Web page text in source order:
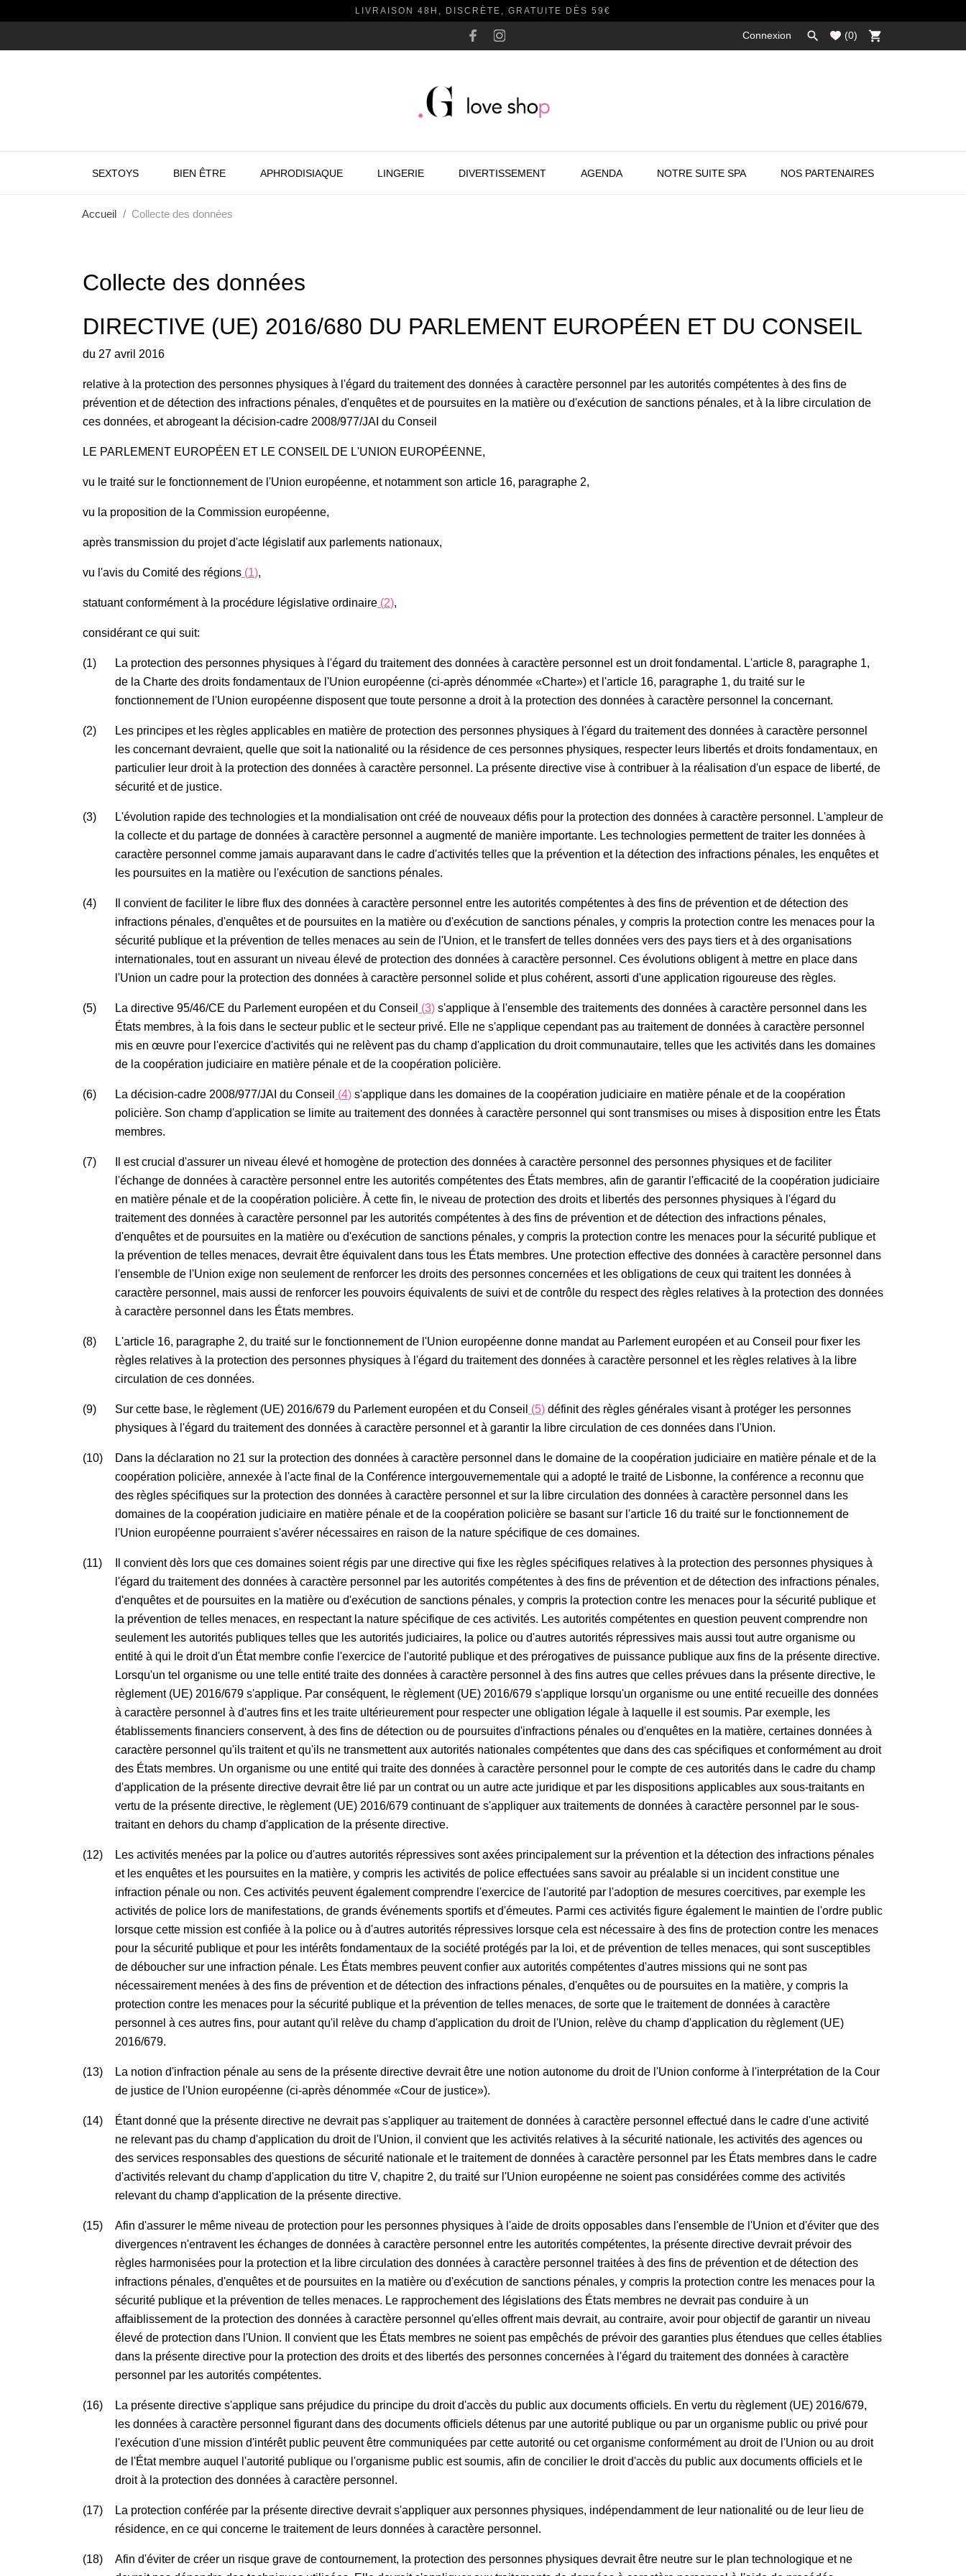
LIVRAISON 48H, DISCRÈTE, GRATUITE DÈS 59€
Connexion  (0) shopping_cart
SEXTOYS BIEN ÊTRE APHRODISIAQUE LINGERIE DIVERTISSEMENT AGENDA NOTRE SUITE SPA NOS PARTENAIRES
Accueil Collecte des données
Collecte des données
DIRECTIVE (UE) 2016/680 DU PARLEMENT EUROPÉEN ET DU CONSEIL
du 27 avril 2016
relative à la protection des personnes physiques à l'égard du traitement des données à caractère personnel par les autorités compétentes à des fins de
prévention et de détection des infractions pénales, d'enquêtes et de poursuites en la matière ou d'exécution de sanctions pénales, et à la libre circulation de
ces données, et abrogeant la décision-cadre 2008/977/JAI du Conseil
LE PARLEMENT EUROPÉEN ET LE CONSEIL DE L'UNION EUROPÉENNE,
vu le traité sur le fonctionnement de l'Union européenne, et notamment son article 16, paragraphe 2,
vu la proposition de la Commission européenne,
après transmission du projet d'acte législatif aux parlements nationaux,
vu l'avis du Comité des régions (1),
statuant conformément à la procédure législative ordinaire (2),
considérant ce qui suit:
(1)
La protection des personnes physiques à l'égard du traitement des données à caractère personnel est un droit fondamental. L'article 8, paragraphe 1,
de la Charte des droits fondamentaux de l'Union européenne (ci-après dénommée «Charte») et l'article 16, paragraphe 1, du traité sur le
fonctionnement de l'Union européenne disposent que toute personne a droit à la protection des données à caractère personnel la concernant.
(2)
Les principes et les règles applicables en matière de protection des personnes physiques à l'égard du traitement des données à caractère personnel
les concernant devraient, quelle que soit la nationalité ou la résidence de ces personnes physiques, respecter leurs libertés et droits fondamentaux, en
particulier leur droit à la protection des données à caractère personnel. La présente directive vise à contribuer à la réalisation d'un espace de liberté, de
sécurité et de justice.
(3)
L'évolution rapide des technologies et la mondialisation ont créé de nouveaux défis pour la protection des données à caractère personnel. L'ampleur de
la collecte et du partage de données à caractère personnel a augmenté de manière importante. Les technologies permettent de traiter les données à
caractère personnel comme jamais auparavant dans le cadre d'activités telles que la prévention et la détection des infractions pénales, les enquêtes et
les poursuites en la matière ou l'exécution de sanctions pénales.
(4)
Il convient de faciliter le libre flux des données à caractère personnel entre les autorités compétentes à des fins de prévention et de détection des
infractions pénales, d'enquêtes et de poursuites en la matière ou d'exécution de sanctions pénales, y compris la protection contre les menaces pour la
sécurité publique et la prévention de telles menaces au sein de l'Union, et le transfert de telles données vers des pays tiers et à des organisations
internationales, tout en assurant un niveau élevé de protection des données à caractère personnel. Ces évolutions obligent à mettre en place dans
l'Union un cadre pour la protection des données à caractère personnel solide et plus cohérent, assorti d'une application rigoureuse des règles.
(5) La directive 95/46/CE du Parlement européen et du Conseil (3) s'applique à l'ensemble des traitements des données à caractère personnel dans les
États membres, à la fois dans le secteur public et le secteur privé. Elle ne s'applique cependant pas au traitement de données à caractère personnel
mis en œuvre pour l'exercice d'activités qui ne relèvent pas du champ d'application du droit communautaire, telles que les activités dans les domaines
de la coopération judiciaire en matière pénale et de la coopération policière.
(6) La décision-cadre 2008/977/JAI du Conseil (4) s'applique dans les domaines de la coopération judiciaire en matière pénale et de la coopération
policière. Son champ d'application se limite au traitement des données à caractère personnel qui sont transmises ou mises à disposition entre les États
membres.
(7)
Il est crucial d'assurer un niveau élevé et homogène de protection des données à caractère personnel des personnes physiques et de faciliter
l'échange de données à caractère personnel entre les autorités compétentes des États membres, afin de garantir l'efficacité de la coopération judiciaire
en matière pénale et de la coopération policière. À cette fin, le niveau de protection des droits et libertés des personnes physiques à l'égard du
traitement des données à caractère personnel par les autorités compétentes à des fins de prévention et de détection des infractions pénales,
d'enquêtes et de poursuites en la matière ou d'exécution de sanctions pénales, y compris la protection contre les menaces pour la sécurité publique et
la prévention de telles menaces, devrait être équivalent dans tous les États membres. Une protection effective des données à caractère personnel dans
l'ensemble de l'Union exige non seulement de renforcer les droits des personnes concernées et les obligations de ceux qui traitent les données à
caractère personnel, mais aussi de renforcer les pouvoirs équivalents de suivi et de contrôle du respect des règles relatives à la protection des données
à caractère personnel dans les États membres.
(8)
L'article 16, paragraphe 2, du traité sur le fonctionnement de l'Union européenne donne mandat au Parlement européen et au Conseil pour fixer les
règles relatives à la protection des personnes physiques à l'égard du traitement des données à caractère personnel et les règles relatives à la libre
circulation de ces données.
(9) Sur cette base, le règlement (UE) 2016/679 du Parlement européen et du Conseil (5) définit des règles générales visant à protéger les personnes
physiques à l'égard du traitement des données à caractère personnel et à garantir la libre circulation de ces données dans l'Union.
(10) Dans la déclaration no 21 sur la protection des données à caractère personnel dans le domaine de la coopération judiciaire en matière pénale et de la
coopération policière, annexée à l'acte final de la Conférence intergouvernementale qui a adopté le traité de Lisbonne, la conférence a reconnu que
des règles spécifiques sur la protection des données à caractère personnel et sur la libre circulation des données à caractère personnel dans les
domaines de la coopération judiciaire en matière pénale et de la coopération policière se basant sur l'article 16 du traité sur le fonctionnement de
l'Union européenne pourraient s'avérer nécessaires en raison de la nature spécifique de ces domaines.
(11)
Il convient dès lors que ces domaines soient régis par une directive qui fixe les règles spécifiques relatives à la protection des personnes physiques à
l'égard du traitement des données à caractère personnel par les autorités compétentes à des fins de prévention et de détection des infractions pénales,
d'enquêtes et de poursuites en la matière ou d'exécution de sanctions pénales, y compris la protection contre les menaces pour la sécurité publique et
la prévention de telles menaces, en respectant la nature spécifique de ces activités. Les autorités compétentes en question peuvent comprendre non
seulement les autorités publiques telles que les autorités judiciaires, la police ou d'autres autorités répressives mais aussi tout autre organisme ou
entité à qui le droit d'un État membre confie l'exercice de l'autorité publique et des prérogatives de puissance publique aux fins de la présente directive.
Lorsqu'un tel organisme ou une telle entité traite des données à caractère personnel à des fins autres que celles prévues dans la présente directive, le
règlement (UE) 2016/679 s'applique. Par conséquent, le règlement (UE) 2016/679 s'applique lorsqu'un organisme ou une entité recueille des données
à caractère personnel à d'autres fins et les traite ultérieurement pour respecter une obligation légale à laquelle il est soumis. Par exemple, les
établissements financiers conservent, à des fins de détection ou de poursuites d'infractions pénales ou d'enquêtes en la matière, certaines données à
caractère personnel qu'ils traitent et qu'ils ne transmettent aux autorités nationales compétentes que dans des cas spécifiques et conformément au droit
des États membres. Un organisme ou une entité qui traite des données à caractère personnel pour le compte de ces autorités dans le cadre du champ
d'application de la présente directive devrait être lié par un contrat ou un autre acte juridique et par les dispositions applicables aux sous-traitants en
vertu de la présente directive, le règlement (UE) 2016/679 continuant de s'appliquer aux traitements de données à caractère personnel par le sous-
traitant en dehors du champ d'application de la présente directive.
(12)
Les activités menées par la police ou d'autres autorités répressives sont axées principalement sur la prévention et la détection des infractions pénales
et les enquêtes et les poursuites en la matière, y compris les activités de police effectuées sans savoir au préalable si un incident constitue une
infraction pénale ou non. Ces activités peuvent également comprendre l'exercice de l'autorité par l'adoption de mesures coercitives, par exemple les
activités de police lors de manifestations, de grands événements sportifs et d'émeutes. Parmi ces activités figure également le maintien de l'ordre public
lorsque cette mission est confiée à la police ou à d'autres autorités répressives lorsque cela est nécessaire à des fins de protection contre les menaces
pour la sécurité publique et pour les intérêts fondamentaux de la société protégés par la loi, et de prévention de telles menaces, qui sont susceptibles
de déboucher sur une infraction pénale. Les États membres peuvent confier aux autorités compétentes d'autres missions qui ne sont pas
nécessairement menées à des fins de prévention et de détection des infractions pénales, d'enquêtes ou de poursuites en la matière, y compris la
protection contre les menaces pour la sécurité publique et la prévention de telles menaces, de sorte que le traitement de données à caractère
personnel à ces autres fins, pour autant qu'il relève du champ d'application du droit de l'Union, relève du champ d'application du règlement (UE)
2016/679.
(13)
La notion d'infraction pénale au sens de la présente directive devrait être une notion autonome du droit de l'Union conforme à l'interprétation de la Cour
de justice de l'Union européenne (ci-après dénommée «Cour de justice»).
(14)
Étant donné que la présente directive ne devrait pas s'appliquer au traitement de données à caractère personnel effectué dans le cadre d'une activité
ne relevant pas du champ d'application du droit de l'Union, il convient que les activités relatives à la sécurité nationale, les activités des agences ou
des services responsables des questions de sécurité nationale et le traitement de données à caractère personnel par les États membres dans le cadre
d'activités relevant du champ d'application du titre V, chapitre 2, du traité sur l'Union européenne ne soient pas considérées comme des activités
relevant du champ d'application de la présente directive.
(15)
Afin d'assurer le même niveau de protection pour les personnes physiques à l'aide de droits opposables dans l'ensemble de l'Union et d'éviter que des
divergences n'entravent les échanges de données à caractère personnel entre les autorités compétentes, la présente directive devrait prévoir des
règles harmonisées pour la protection et la libre circulation des données à caractère personnel traitées à des fins de prévention et de détection des
infractions pénales, d'enquêtes et de poursuites en la matière ou d'exécution de sanctions pénales, y compris la protection contre les menaces pour la
sécurité publique et la prévention de telles menaces. Le rapprochement des législations des États membres ne devrait pas conduire à un
affaiblissement de la protection des données à caractère personnel qu'elles offrent mais devrait, au contraire, avoir pour objectif de garantir un niveau
élevé de protection dans l'Union. Il convient que les États membres ne soient pas empêchés de prévoir des garanties plus étendues que celles établies
dans la présente directive pour la protection des droits et des libertés des personnes concernées à l'égard du traitement des données à caractère
personnel par les autorités compétentes.
(16)
La présente directive s'applique sans préjudice du principe du droit d'accès du public aux documents officiels. En vertu du règlement (UE) 2016/679,
les données à caractère personnel figurant dans des documents officiels détenus par une autorité publique ou par un organisme public ou privé pour
l'exécution d'une mission d'intérêt public peuvent être communiquées par cette autorité ou cet organisme conformément au droit de l'Union ou au droit
de l'État membre auquel l'autorité publique ou l'organisme public est soumis, afin de concilier le droit d'accès du public aux documents officiels et le
droit à la protection des données à caractère personnel.
(17)
La protection conférée par la présente directive devrait s'appliquer aux personnes physiques, indépendamment de leur nationalité ou de leur lieu de
résidence, en ce qui concerne le traitement de leurs données à caractère personnel.
(18)
Afin d'éviter de créer un risque grave de contournement, la protection des personnes physiques devrait être neutre sur le plan technologique et ne